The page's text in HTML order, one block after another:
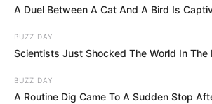
beszéd.
A budapesti BL-döntő különleges
A Duel Between A Cat And A Bird Is
BUZZ DAY
Scientists Just Shocked The World In The
BUZZ DAY
A Routine Dig Came To A Sudden Stop